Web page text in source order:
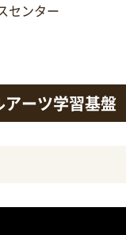
センター
ーツ学習基盤